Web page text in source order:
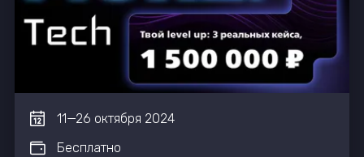
11—26 октября 2024
Бесплатно